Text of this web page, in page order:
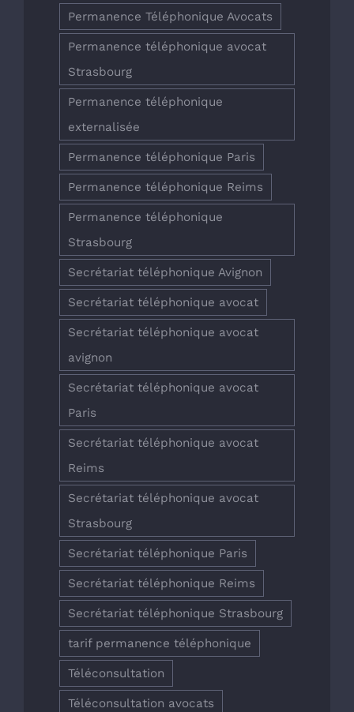
Permanence Téléphonique Avocats
Permanence téléphonique avocat
Strasbourg
Permanence téléphonique
externalisée
Permanence téléphonique Paris
Permanence téléphonique Reims
Permanence téléphonique
Strasbourg
Secrétariat téléphonique Avignon
Secrétariat téléphonique avocat
Secrétariat téléphonique avocat
avignon
Secrétariat téléphonique avocat
Paris
Secrétariat téléphonique avocat
Reims
Secrétariat téléphonique avocat
Strasbourg
Secrétariat téléphonique Paris
Secrétariat téléphonique Reims
Secrétariat téléphonique Strasbourg
tarif permanence téléphonique
Téléconsultation
Téléconsultation avocats